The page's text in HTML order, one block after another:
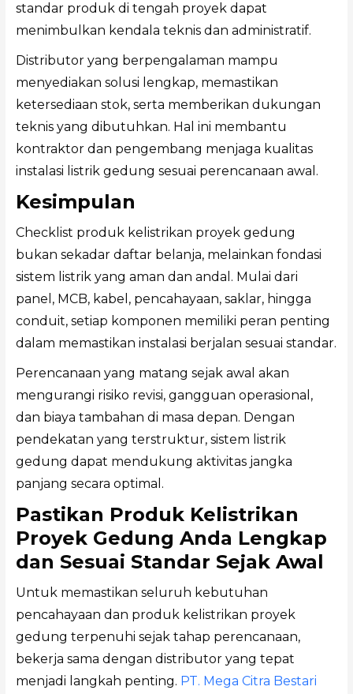
standar produk di tengah proyek dapat
menimbulkan kendala teknis dan administratif.
Distributor yang berpengalaman mampu
menyediakan solusi lengkap, memastikan
ketersediaan stok, serta memberikan dukungan
teknis yang dibutuhkan. Hal ini membantu
kontraktor dan pengembang menjaga kualitas
instalasi listrik gedung sesuai perencanaan awal.
Kesimpulan
Checklist produk kelistrikan proyek gedung
bukan sekadar daftar belanja, melainkan fondasi
sistem listrik yang aman dan andal. Mulai dari
panel, MCB, kabel, pencahayaan, saklar, hingga
conduit, setiap komponen memiliki peran penting
dalam memastikan instalasi berjalan sesuai standar.
Perencanaan yang matang sejak awal akan
mengurangi risiko revisi, gangguan operasional,
dan biaya tambahan di masa depan. Dengan
pendekatan yang terstruktur, sistem listrik
gedung dapat mendukung aktivitas jangka
panjang secara optimal.
Pastikan Produk Kelistrikan
Proyek Gedung Anda Lengkap
dan Sesuai Standar Sejak Awal
Untuk memastikan seluruh kebutuhan
pencahayaan dan produk kelistrikan proyek
gedung terpenuhi sejak tahap perencanaan,
bekerja sama dengan distributor yang tepat
menjadi langkah penting. PT. Mega Citra Bestari